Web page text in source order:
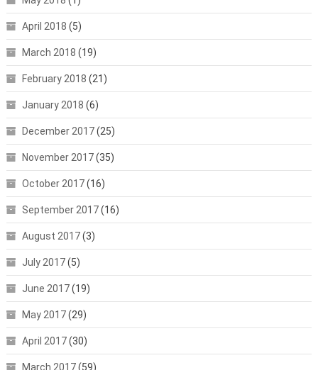
April 2018 (5)
March 2018 (19)
February 2018 (21)
January 2018 (6)
December 2017(25)
November 2017(35)
October 2017(16)
September 2017(16)
August 2017(3)
July 2017(5)
June 2017(19)
May 2017(29)
April 2017(30)
March 2017(59)